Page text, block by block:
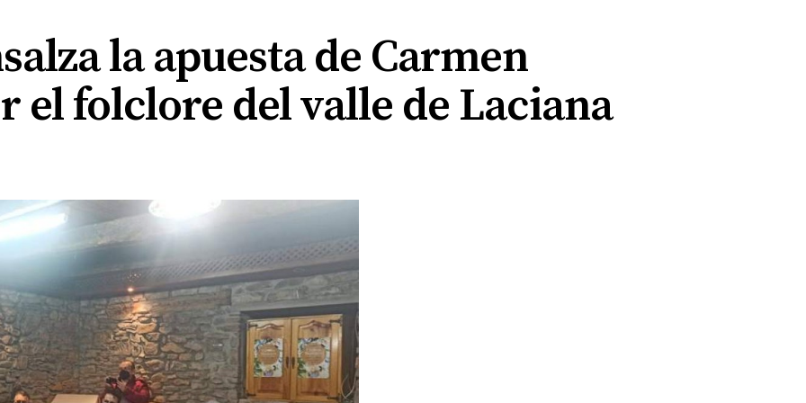
la apuesta de Carmen
el folclore del valle de Laciana